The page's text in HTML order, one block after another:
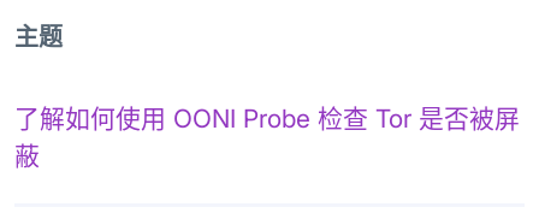
主题
了解如何使用 OONI Probe 检查 Tor 是否被屏
蔽